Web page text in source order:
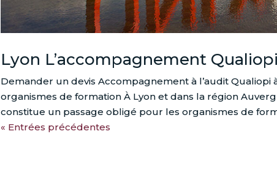
Lyon L’accompagnement Qualiopi
Demander un devis Accompagnement à l’audit
organismes de formation À Lyon et dans la région
constitue un passage obligé pour les organismes de
« Entrées précédentes